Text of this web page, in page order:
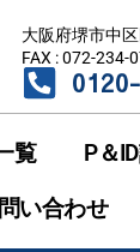
大阪府堺市中
FAX : 072-234-
覧 P＆
い合わせ